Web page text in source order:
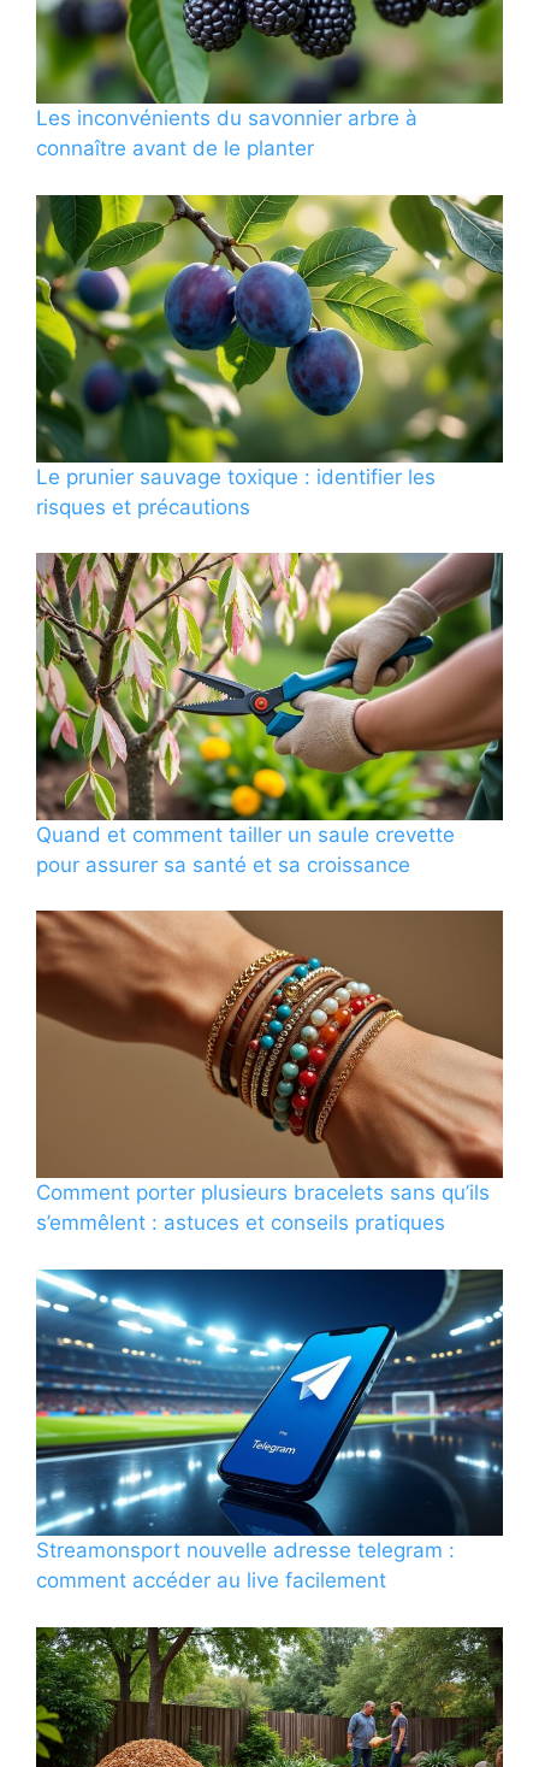
Les inconvénients du savonnier arbre à
connaître avant de le planter
Le prunier sauvage toxique : identifier les
risques et précautions
Quand et comment tailler un saule crevette
pour assurer sa santé et sa croissance
Comment porter plusieurs bracelets sans qu’ils
s’emmêlent : astuces et conseils pratiques
Streamonsport nouvelle adresse telegram :
comment accéder au live facilement